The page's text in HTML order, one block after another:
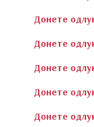
Донете
Донете
Донете
Донете
Донете